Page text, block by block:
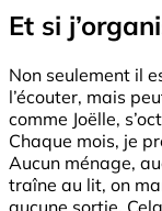
Et si
Non seulement il
l’écouter, mais
comme Joëlle,
Chaque mois, je
Aucun ménage,
traîne au lit, on